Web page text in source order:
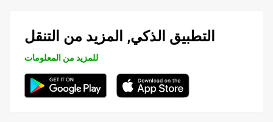
التطبيق الذكي, المزيد من التنقل
للمزيد من المعلومات